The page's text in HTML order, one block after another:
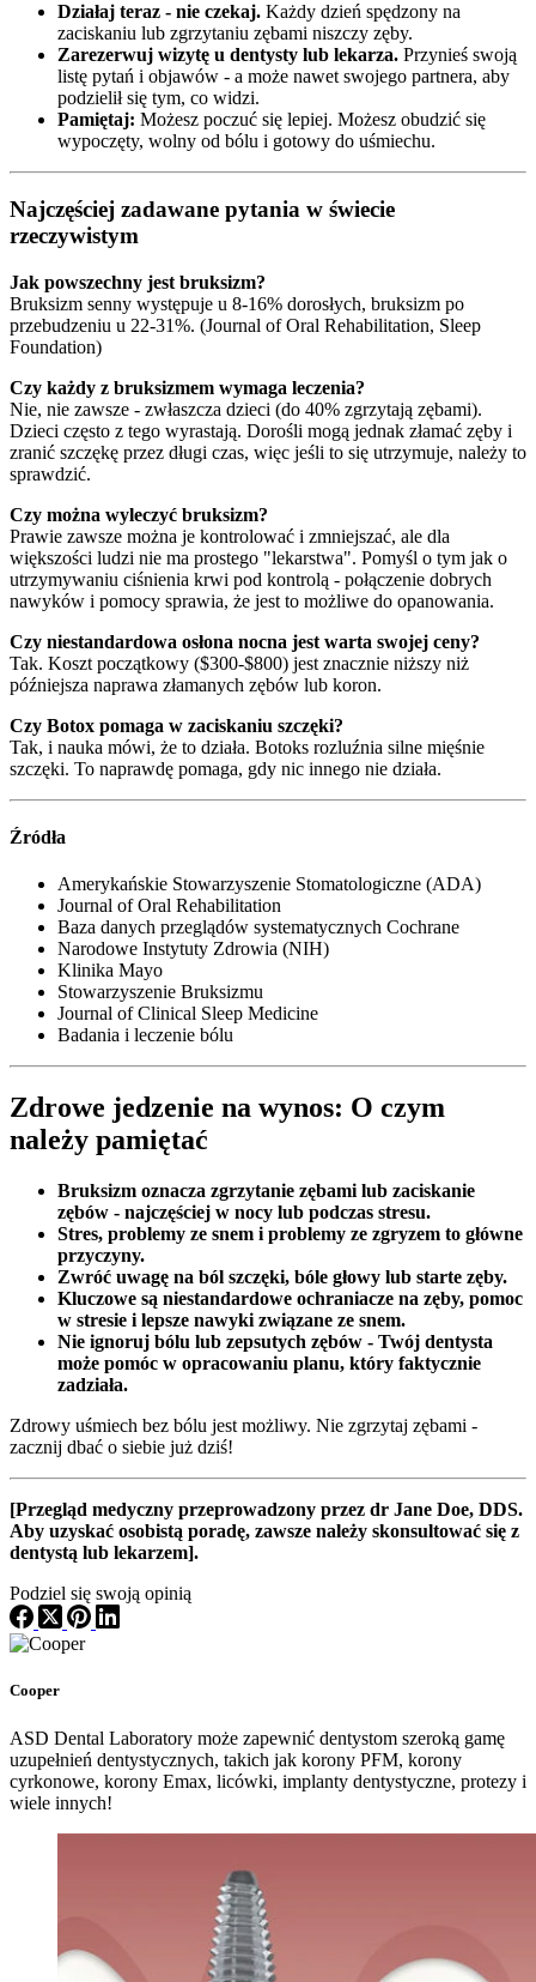
Działaj teraz - nie czekaj. Każdy dzień spędzony na
zaciskaniu lub zgrzytaniu zębami niszczy zęby.
Zarezerwuj wizytę u dentysty lub lekarza. Przynieś swoją
listę pytań i objawów - a może nawet swojego partnera, aby
podzielił się tym, co widzi.
Pamiętaj: Możesz poczuć się lepiej. Możesz obudzić się
wypoczęty, wolny od bólu i gotowy do uśmiechu.
Najczęściej zadawane pytania w świecie
rzeczywistym
Jak powszechny jest bruksizm?
Bruksizm senny występuje u 8-16% dorosłych, bruksizm po
przebudzeniu u 22-31%. (Journal of Oral Rehabilitation, Sleep
Foundation)
Czy każdy z bruksizmem wymaga leczenia?
Nie, nie zawsze - zwłaszcza dzieci (do 40% zgrzytają zębami).
Dzieci często z tego wyrastają. Dorośli mogą jednak złamać zęby i
zranić szczękę przez długi czas, więc jeśli to się utrzymuje, należy to
sprawdzić.
Czy można wyleczyć bruksizm?
Prawie zawsze można je kontrolować i zmniejszać, ale dla
większości ludzi nie ma prostego "lekarstwa". Pomyśl o tym jak o
utrzymywaniu ciśnienia krwi pod kontrolą - połączenie dobrych
nawyków i pomocy sprawia, że jest to możliwe do opanowania.
Czy niestandardowa osłona nocna jest warta swojej ceny?
Tak. Koszt początkowy ($300-$800) jest znacznie niższy niż
późniejsza naprawa złamanych zębów lub koron.
Czy Botox pomaga w zaciskaniu szczęki?
Tak, i nauka mówi, że to działa. Botoks rozluźnia silne mięśnie
szczęki. To naprawdę pomaga, gdy nic innego nie działa.
Źródła
Amerykańskie Stowarzyszenie Stomatologiczne (ADA)
Journal of Oral Rehabilitation
Baza danych przeglądów systematycznych Cochrane
Narodowe Instytuty Zdrowia (NIH)
Klinika Mayo
Stowarzyszenie Bruksizmu
Journal of Clinical Sleep Medicine
Badania i leczenie bólu
Zdrowe jedzenie na wynos: O czym
należy pamiętać
Bruksizm oznacza zgrzytanie zębami lub zaciskanie
zębów - najczęściej w nocy lub podczas stresu.
Stres, problemy ze snem i problemy ze zgryzem to główne
przyczyny.
Zwróć uwagę na ból szczęki, bóle głowy lub starte zęby.
Kluczowe są niestandardowe ochraniacze na zęby, pomoc
w stresie i lepsze nawyki związane ze snem.
Nie ignoruj bólu lub zepsutych zębów - Twój dentysta
może pomóc w opracowaniu planu, który faktycznie
zadziała.
Zdrowy uśmiech bez bólu jest możliwy. Nie zgrzytaj zębami -
zacznij dbać o siebie już dziś!
[Przegląd medyczny przeprowadzony przez dr Jane Doe, DDS.
Aby uzyskać osobistą poradę, zawsze należy skonsultować się z
dentystą lub lekarzem].
Podziel się swoją opinią
Cooper
ASD Dental Laboratory może zapewnić dentystom szeroką gamę
uzupełnień dentystycznych, takich jak korony PFM, korony
cyrkonowe, korony Emax, licówki, implanty dentystyczne, protezy i
wiele innych!